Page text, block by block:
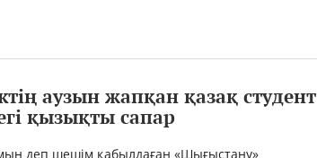
аузын жапқан қазақ студент
қызықты сапар
деп шешім қабылдаған «Шығыстану»